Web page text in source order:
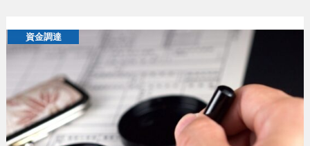
資金調達